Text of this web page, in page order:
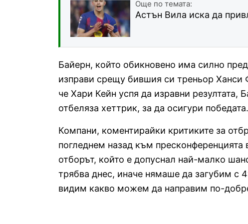
Още по темата:
Астън Вила иска да
Байерн, който обикновено има силно
изправи срещу бившия си треньор Ханси
че Хари Кейн успя да изравни резултата,
отбеляза хеттрик, за да осигури победата.
Компани, коментирайки критиките за
погледнем назад към
отборът, който е допуснал най-малко
трябва днес, иначе нямаше да загубим с
видим какво можем да направим по-